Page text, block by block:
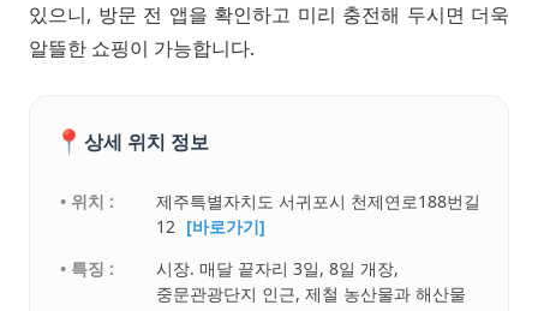
있으니, 방문 전 앱을 확인하고 미리 충전해 두시면 더욱
알뜰한 쇼핑이 가능합니다.
📍 상세 위치 정보
• 위치 :
제주특별자치도 서귀포시 천제연로188번길
12 [바로가기]
• 특징 :
시장. 매달 끝자리 3일, 8일 개장,
중문관광단지 인근, 제철 농산물과 해산물